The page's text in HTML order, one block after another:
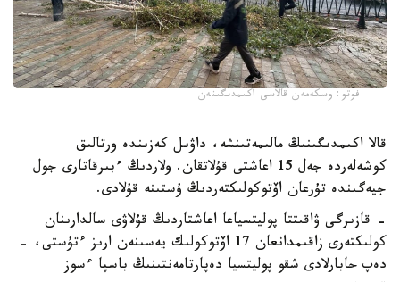
فوتو: وسكەمەن قالاسى اكىمدىگىنەن
قالا اكىمدىگىنىڭ مالىمەتىنشە، داۋىل كەزىندە ورتالىق
كوشەلەردە جەل 15 اعاشتى قۇلاتقان. ولاردىڭ ءبىرقاتارى جول
جيەگىندە تۇرعان اۆتوكولىكتەردىڭ ۇستىنە قۇلادى.
- قازىرگى ۋاقىتتا پوليتسياعا اعاشتاردىڭ قۇلاۋى سالدارىنان
كولىكتەرى زاقىمدانعان 17 اۆتوكولىك يەسىنەن ارىز ءتۇستى، -
دەپ حابارلادى شقو پوليتسيا دەپارتامەنتىنىڭ باسپا ءسوز